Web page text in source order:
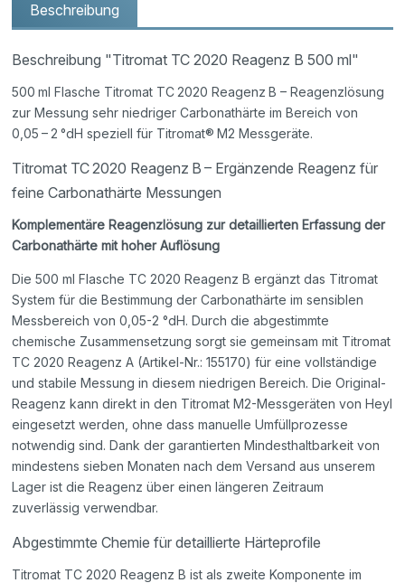
Beschreibung
Beschreibung "Titromat TC 2020 Reagenz B 500 ml"
500 ml Flasche Titromat TC 2020 Reagenz B – Reagenzlösung
zur Messung sehr niedriger Carbonathärte im Bereich von
0,05 – 2 °dH speziell für Titromat® M2 Messgeräte.
Titromat TC 2020 Reagenz B – Ergänzende Reagenz für
feine Carbonathärte Messungen
Komplementäre Reagenzlösung zur detaillierten Erfassung der
Carbonathärte mit hoher Auflösung
Die 500 ml Flasche TC 2020 Reagenz B ergänzt das Titromat
System für die Bestimmung der Carbonathärte im sensiblen
Messbereich von 0,05-2 °dH. Durch die abgestimmte
chemische Zusammensetzung sorgt sie gemeinsam mit Titromat
TC 2020 Reagenz A (Artikel-Nr.: 155170) für eine vollständige
und stabile Messung in diesem niedrigen Bereich. Die Original-
Reagenz kann direkt in den Titromat M2-Messgeräten von Heyl
eingesetzt werden, ohne dass manuelle Umfüllprozesse
notwendig sind. Dank der garantierten Mindesthaltbarkeit von
mindestens sieben Monaten nach dem Versand aus unserem
Lager ist die Reagenz über einen längeren Zeitraum
zuverlässig verwendbar.
Abgestimmte Chemie für detaillierte Härteprofile
Titromat TC 2020 Reagenz B ist als zweite Komponente im